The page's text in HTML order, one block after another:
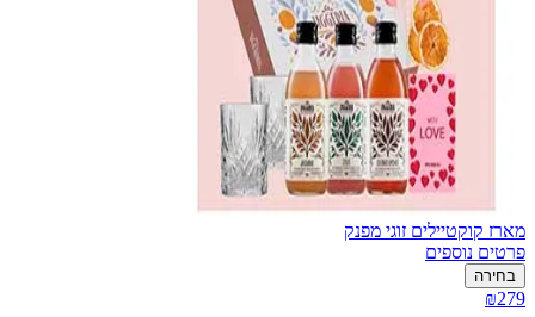
מארז קוקטיילים זוגי מפנק
פרטים נוספים
בחירה
₪279